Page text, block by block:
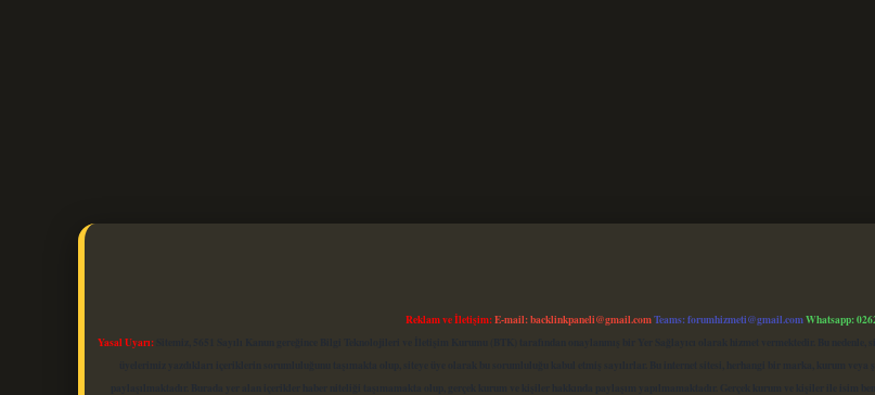
Reklam ve İletişim:E-mail:backlinkpaneli@gmail.comTeams:forumhizmeti@gmail.comWhatsapp:
Yasal Uyarı:Sitemiz, 5651 Sayılı Kanun gereğince Bilgi Teknolojileri ve İletişim Kurumu (BTK) tarafından onaylanmış bir Yer Sağlayıcı olarak hizmet vermektedir. Bu